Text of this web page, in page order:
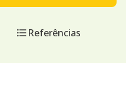
Referências